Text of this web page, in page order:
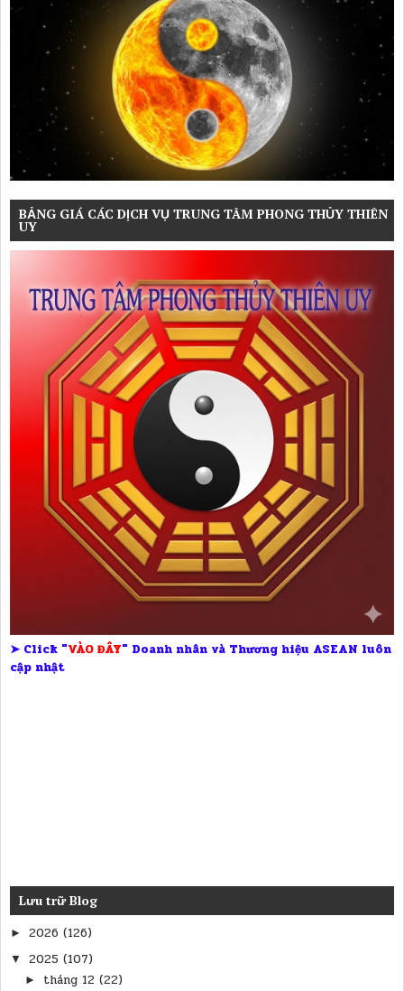
BẢNG GIÁ CÁC DỊCH VỤ TRUNG TÂM PHONG THỦY THIÊN
UY
➤ Click "VÀO ĐÂY" Doanh nhân và Thương hiệu ASEAN luôn
cập nhật
Lưu trữ Blog
► 2026 (126)
▼ 2025 (107)
► tháng 12 (22)